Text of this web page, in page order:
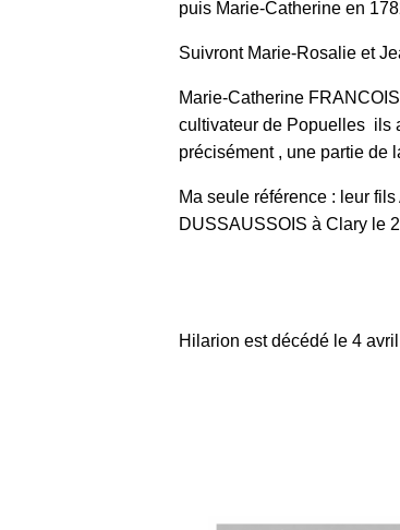
puis Marie-Catherine en
Suivront Marie-Rosalie et
Marie-Catherine
cultivateur de Popuelles ils
précisément , une partie de
Ma seule référence : leur
DUSSAUSSOIS à Clary le
Hilarion est décédé le 4